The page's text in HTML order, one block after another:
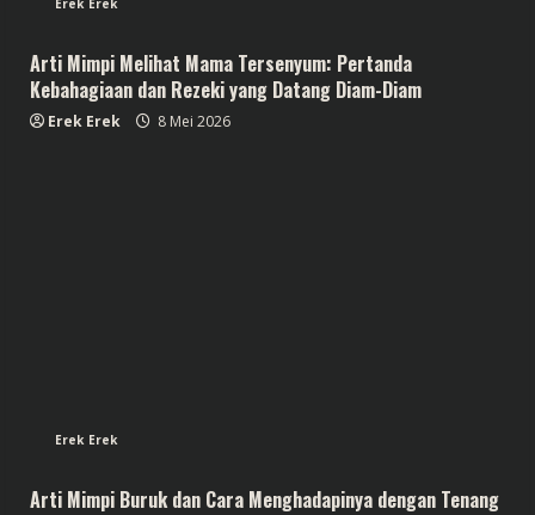
Erek Erek
Arti Mimpi Melihat Mama Tersenyum: Pertanda
Kebahagiaan dan Rezeki yang Datang Diam-Diam
Erek Erek 8 Mei 2026
Erek Erek
Arti Mimpi Buruk dan Cara Menghadapinya dengan Tenang